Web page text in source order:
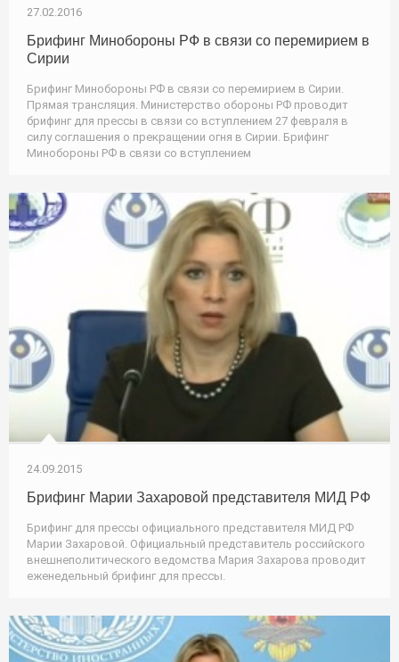
27.02.2016
Брифинг Минобороны РФ в связи со перемирием в
Сирии
Брифинг Минобороны РФ в связи со перемирием в Сирии.
Прямая трансляция. Министерство обороны РФ проводит
брифинг для прессы в связи со вступлением 27 февраля в
силу соглашения о прекращении огня в Сирии. Брифинг
Минобороны РФ в связи со вступлением
24.09.2015
Брифинг Марии Захаровой представителя МИД РФ
Брифинг для прессы официального представителя МИД РФ
Марии Захаровой. Официальный представитель российского
внешнеполитического ведомства Мария Захарова проводит
еженедельный брифинг для прессы.